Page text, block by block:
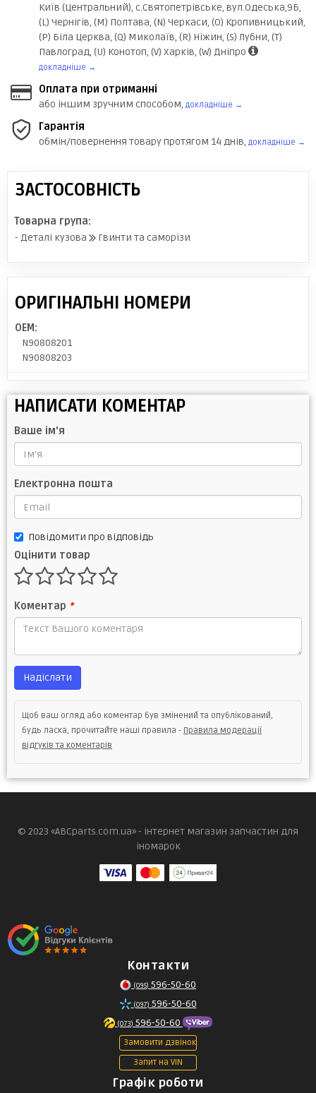
Київ (Центральний), с.Святопетрівське, вул.Одеська,9Б,
(L) Чернігів, (M) Полтава, (N) Черкаси, (O) Кропивницький,
(P) Біла Церква, (Q) Миколаїв, (R) Ніжин, (S) Лубни, (Т)
Павлоград, (U) Конотоп, (V) Харків, (W) Дніпро
докладніше →
Оплата при отриманні
або іншим зручним способом, докладніше →
Гарантія
обмін/повернення товару протягом 14 днів, докладніше →
ЗАСТОСОВНІСТЬ
Товарна група:
- Деталі кузова
Гвинти та саморізи
ОРИГІНАЛЬНІ НОМЕРИ
OEM:
N90808201
N90808203
НАПИСАТИ КОМЕНТАР
Ваше ім'я
Електронна пошта
Повідомити про відповідь
Оцінити товар
Коментар *
Надіслати
Щоб ваш огляд або коментар був змінений та опублікований,
будь ласка, прочитайте наші правила - Правила модерації
відгуків та коментарів
© 2023 «ABCparts.com.ua» - інтернет магазин запчастин для
іномарок
Контакти
(095) 596-50-60
(097) 596-50-60
(073) 596-50-60
Замовити дзвінок
Запит на VIN
Графік роботи